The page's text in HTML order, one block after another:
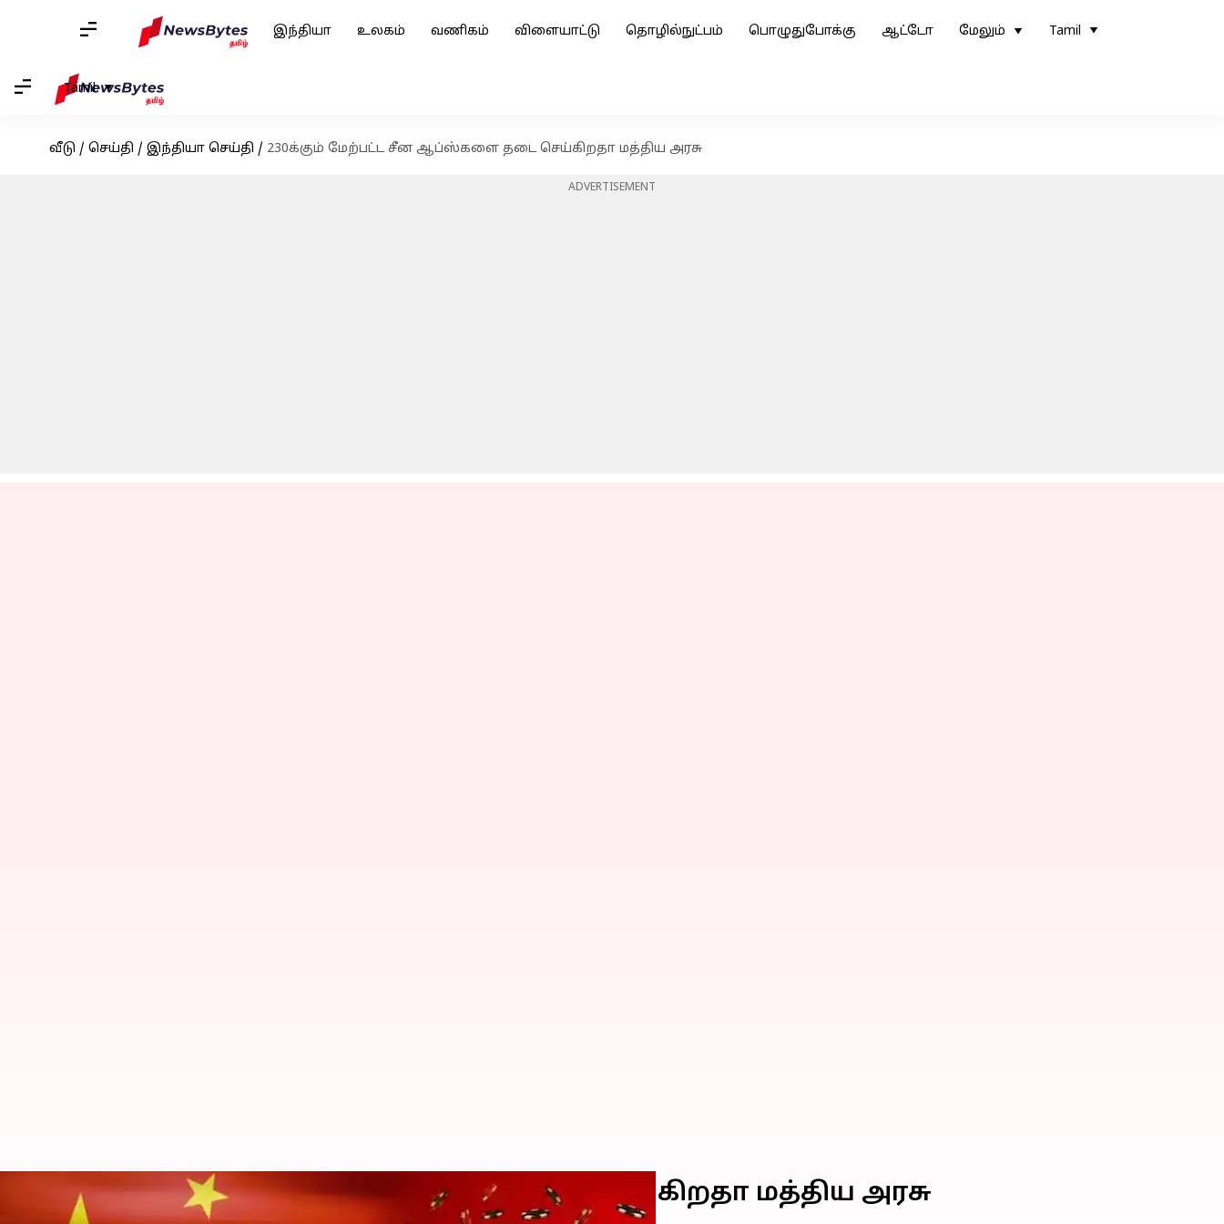
இந்தியா உலகம் வணிகம் விளையாட்டு தொழில்நுட்பம் பொழுதுபோக்கு ஆட்டோ மேலும் Tamil
Tamil
வீடு / செய்தி / இந்தியா செய்தி / 230க்கும் மேற்பட்ட சீன ஆப்ஸ்களை தடை செய்கிறதா மத்திய அரசு
ADVERTISEMENT
230க்கும் மேற்பட்ட சீன ஆப்ஸ்களை தடை செய்கிறதா மத்திய அரசு